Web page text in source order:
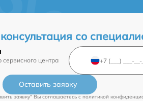
со
сервисного центра
Оставить заявку
заявку" Вы соглашаетесь c политикой